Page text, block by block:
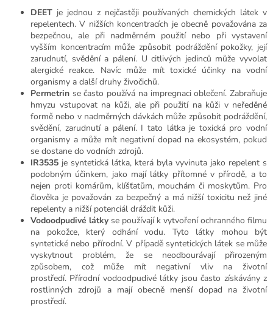
DEET je jednou z nejčastěji používaných chemických látek v
repelentech. V nižších koncentracích je obecně považována za
bezpečnou, ale při nadměrném použití nebo při vystavení
vyšším koncentracím může způsobit podráždění pokožky, její
zarudnutí, svědění a pálení. U citlivých jedinců může vyvolat
alergické reakce. Navíc může mít toxické účinky na vodní
organismy a další druhy živočichů.
Permetrin se často používá na impregnaci oblečení. Zabraňuje
hmyzu vstupovat na kůži, ale při použití na kůži v neředěné
formě nebo v nadměrných dávkách může způsobit podráždění,
svědění, zarudnutí a pálení. I tato látka je toxická pro vodní
organismy a může mít negativní dopad na ekosystém, pokud
se dostane do vodních zdrojů.
IR3535 je syntetická látka, která byla vyvinuta jako repelent s
podobným účinkem, jako mají látky přítomné v přírodě, a to
nejen proti komárům, klíšťatům, mouchám či moskytům. Pro
člověka je považován za bezpečný a má nižší toxicitu než jiné
repelenty a nižší potenciál dráždit kůži.
Vodoodpudivé látky se používají k vytvoření ochranného filmu
na pokožce, který odhání vodu. Tyto látky mohou být
syntetické nebo přírodní.V případě syntetických látek se může
vyskytnout problém, že se neodbourávají přirozeným
způsobem, což může mít negativní vliv na životní
prostředí. Přírodní vodoodpudivé látky jsou často získávány z
rostlinných zdrojů a mají obecně menší dopad na životní
prostředí.